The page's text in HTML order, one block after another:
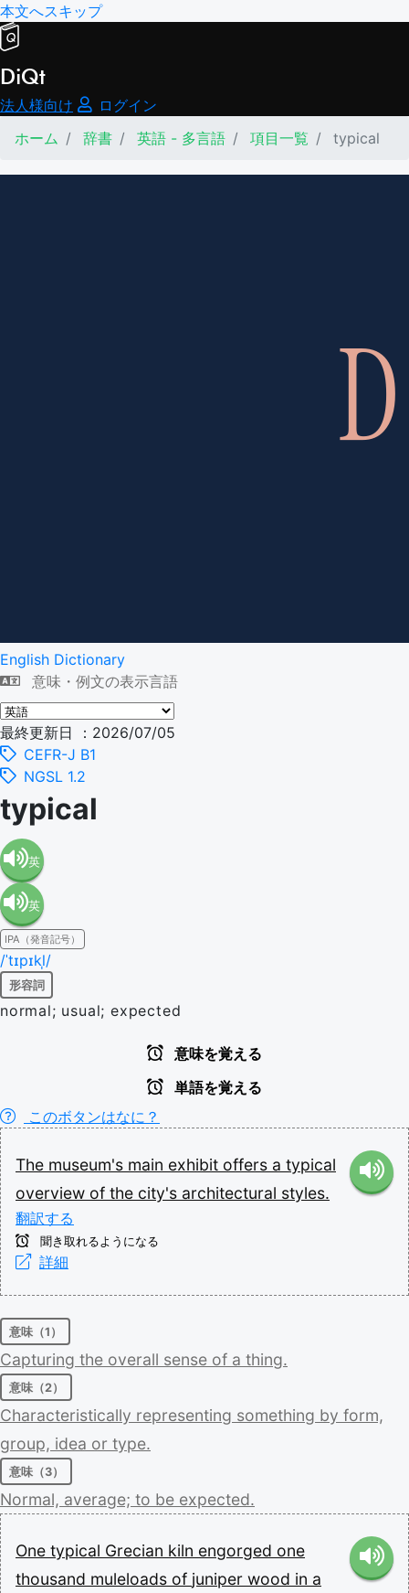
本文へスキップ
DiQt
法人様向け
ログイン
ホーム
辞書 英語 - 多言語 項目一覧 typical
English Dictionary
意味・例文の表示言語
最終更新日 ：2026/07/05
CEFR-J B1
NGSL 1.2
typical
英
語（米
国）
(en-US)
英
語（イ
ギリ
IPA（発音記号）
/ˈtɪpɪkl̩/
形容詞
normal; usual; expected
意味を覚える
単語を覚える
このボタンはなに？
The museum's main exhibit offers a typical
overview of the city's architectural styles.
翻訳する
聞き取れるようになる
詳細
意味（1）
Capturing the overall sense of a thing.
意味（2）
Characteristically representing something by form,
group, idea or type.
意味（3）
Normal, average; to be expected.
One typical Grecian kiln engorged one
thousand muleloads of juniper wood in a